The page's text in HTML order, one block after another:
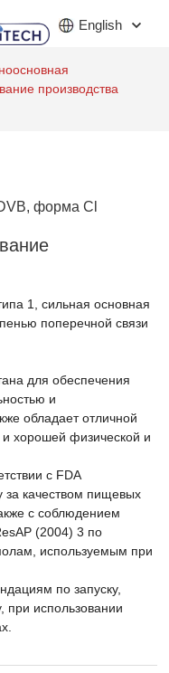
English
производства
форма Cl
1, сильная основная
поперечной связи
для обеспечения
и
обладает отличной
и хорошей физической и
с FDA
за качеством пищевых
с соблюдением
(2004) 3 по
используемым при
по запуску,
при использовании